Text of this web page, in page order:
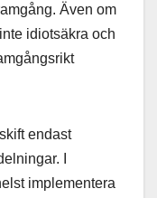
Även om
idiotsäkra och
endast
I
implementera